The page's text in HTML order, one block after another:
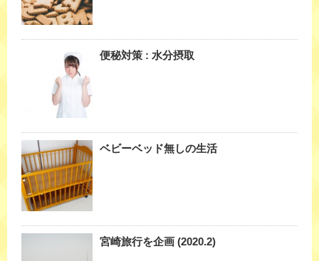
便秘対策 : 水分摂取
ベビーベッド無しの生活
宮崎旅行を企画 (2020.2)